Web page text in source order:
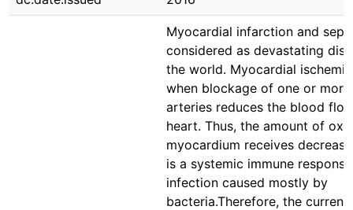
Myocardial infarction and
considered as devastating
the world. Myocardial
when blockage of one or
arteries reduces the blood
heart. Thus, the amount of
myocardium receives
is a systemic immune
infection caused mostly by
bacteria.Therefore, the current